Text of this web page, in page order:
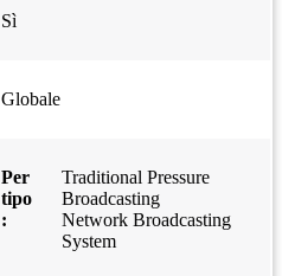
Sì
Globale
Per
tipo
:
Traditional Pressure
Broadcasting
Network Broadcasting
System